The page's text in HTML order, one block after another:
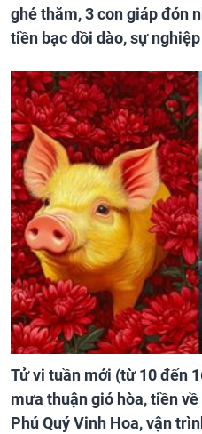
ghé thăm, 3 con giáp đón
tiền bạc dồi dào, sự
Tử vi tuần mới (từ 10 đến
mưa thuận gió hòa, tiền
Phú Quý Vinh Hoa, vận